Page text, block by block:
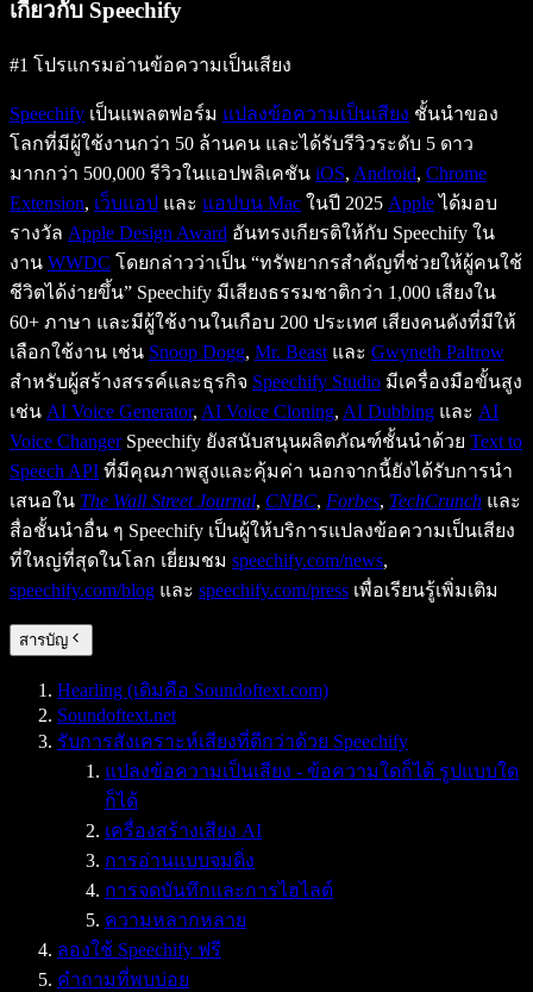
เกี่ยวกับ Speechify
#1 โปรแกรมอ่านข้อความเป็นเสียง
Speechify เป็นแพลตฟอร์ม แปลงข้อความเป็นเสียง ชั้นนำของ
โลกที่มีผู้ใช้งานกว่า 50 ล้านคน และได้รับรีวิวระดับ 5 ดาว
มากกว่า 500,000 รีวิวในแอปพลิเคชัน iOS, Android, Chrome
Extension, เว็บแอป และ แอปบน Mac ในปี 2025 Appleได้มอบ
รางวัล Apple Design Award อันทรงเกียรติให้กับ Speechify ใน
งาน WWDC โดยกล่าวว่าเป็น “ทรัพยากรสำคัญที่ช่วยให้ผู้คนใช้
ชีวิตได้ง่ายขึ้น” Speechify มีเสียงธรรมชาติกว่า 1,000 เสียงใน
60+ ภาษา และมีผู้ใช้งานในเกือบ 200 ประเทศ เสียงคนดังที่มีให้
เลือกใช้งาน เช่น Snoop Dogg, Mr. Beast และ Gwyneth Paltrow
สำหรับผู้สร้างสรรค์และธุรกิจ Speechify Studio มีเครื่องมือขั้นสูง
เช่น AI Voice Generator, AI Voice Cloning, AI Dubbing และ AI
Voice ChangerSpeechify ยังสนับสนุนผลิตภัณฑ์ชั้นนำด้วย Text to
Speech API ที่มีคุณภาพสูงและคุ้มค่า นอกจากนี้ยังได้รับการนำ
เสนอใน The Wall Street Journal, CNBC, Forbes, TechCrunch และ
สื่อชั้นนำอื่น ๆ Speechify เป็นผู้ให้บริการแปลงข้อความเป็นเสียง
ที่ใหญ่ที่สุดในโลก เยี่ยมชม speechify.com/news,
speechify.com/blog และ speechify.com/press เพื่อเรียนรู้เพิ่มเติม
สารบัญ
Hearling (เดิมคือ Soundoftext.com)
Soundoftext.net
รับการสังเคราะห์เสียงที่ดีกว่าด้วย Speechify
แปลงข้อความเป็นเสียง - ข้อความใดก็ได้ รูปแบบใด
ก็ได้
เครื่องสร้างเสียง AI
การอ่านแบบจมดิ่ง
การจดบันทึกและการไฮไลต์
ความหลากหลาย
ลองใช้ Speechify ฟรี
คำถามที่พบบ่อย